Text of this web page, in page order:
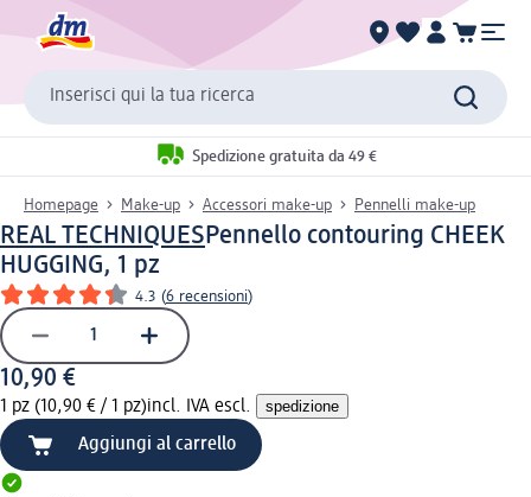
Inserisci qui la tua ricerca
Spedizione gratuita da 49 €
Homepage Make-up Accessori make-up Pennelli make-up
REAL TECHNIQUESPennello contouring CHEEK
HUGGING, 1 pz
4.3 (6 recensioni)
10,90 €
1 pz (10,90 € / 1 pz)incl. IVA escl. spedizione
Aggiungi al carrello